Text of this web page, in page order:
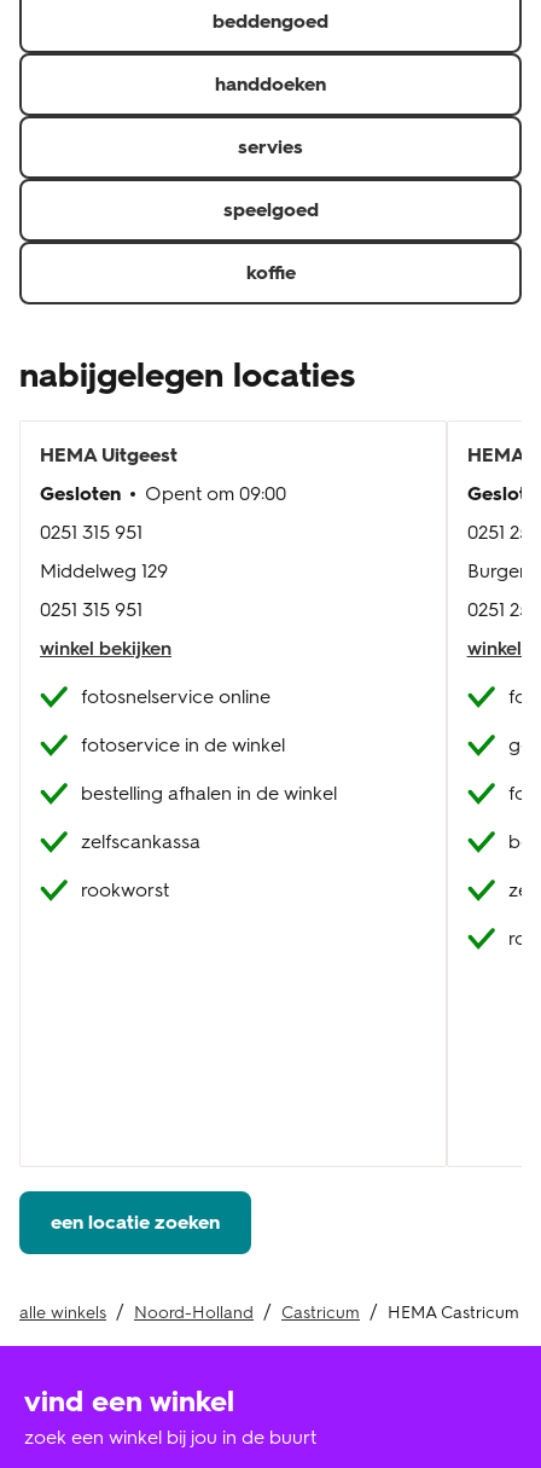
beddengoed
handdoeken
servies
speelgoed
koffie
nabijgelegen locaties
HEMA Uitgeest
Gesloten
Opent om 09:00
0251 315 951
Middelweg 129
0251 315 951
winkel bekijken
fotosnelservice online
fotoservice in de winkel
bestelling afhalen in de winkel
zelfscankassa
rookworst
HEMA
0251
0251
winkel
een locatie zoeken
alle winkels Noord-Holland Castricum HEMA Castricum
vind een winkel
zoek een winkel bij jou in de buurt